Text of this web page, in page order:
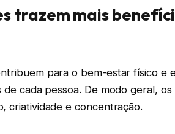
trazem mais
para o bem-estar físico e
cada pessoa. De modo geral, os
criatividade e concentração.